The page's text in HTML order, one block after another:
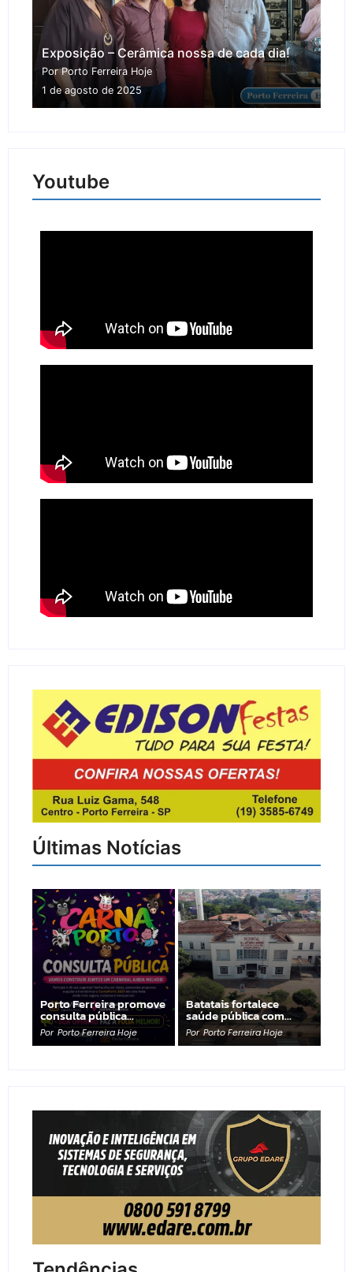
Exposição – Cerâmica nossa de cada dia!
Por Porto Ferreira Hoje
1 de agosto de 2025
Youtube
Últimas Notícias
Porto Ferreira promove
consulta pública…
Por Porto Ferreira Hoje
Batatais fortalece
saúde pública com…
Por Porto Ferreira Hoje